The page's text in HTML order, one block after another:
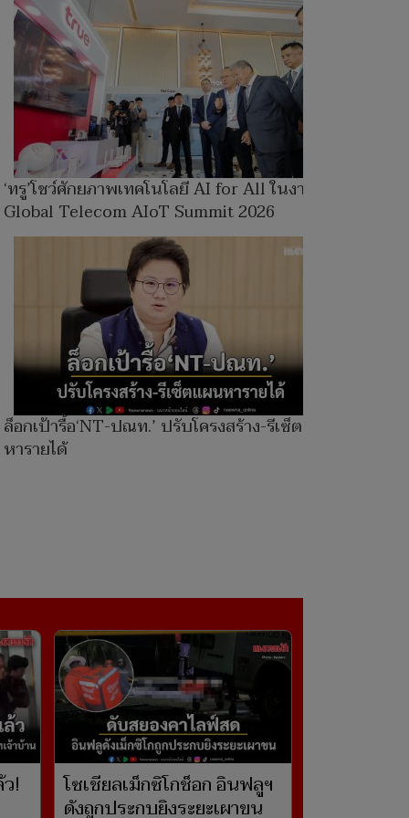
‘ทรู’โชว์ศักยภาพเทคโนโลยี AI for All ในงาน
Global Telecom AIoT Summit 2026
ล็อกเป้ารื้อ‘NT-ปณท.’ ปรับโครงสร้าง-รีเซ็ตแผน
หารายได้
!
โซเชียลเม็กซิโกช็อก อินฟลูฯ
ดังถูกประกบยิงระยะเผาขน